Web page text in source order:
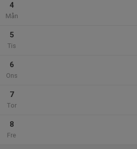
4
Mån
5
Tis
6
Ons
7
Tor
8
Fre